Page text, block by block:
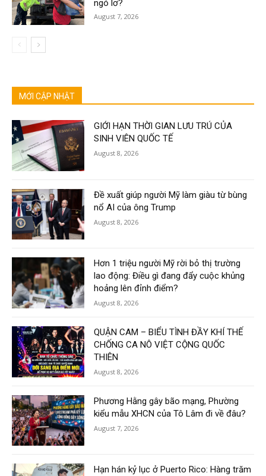
ngó lơ?
August 7, 2026
MỚI CẬP NHẬT
GIỚI HẠN THỜI GIAN LƯU TRÚ CỦA
SINH VIÊN QUỐC TẾ
August 8, 2026
Đề xuất giúp người Mỹ làm giàu từ bùng
nổ AI của ông Trump
August 8, 2026
Hơn 1 triệu người Mỹ rời bỏ thị trường
lao động: Điều gì đang đẩy cuộc khủng
hoảng lên đỉnh điểm?
August 8, 2026
QUẬN CAM – BIỂU TÌNH ĐẦY KHÍ THẾ
CHỐNG CA NÔ VIỆT CỘNG QUỐC
THIÊN
August 8, 2026
Phương Hằng gây bão mạng, Phường
kiểu mẫu XHCN của Tô Lâm đi về đâu?
August 7, 2026
Hạn hán kỷ lục ở Puerto Rico: Hàng trăm